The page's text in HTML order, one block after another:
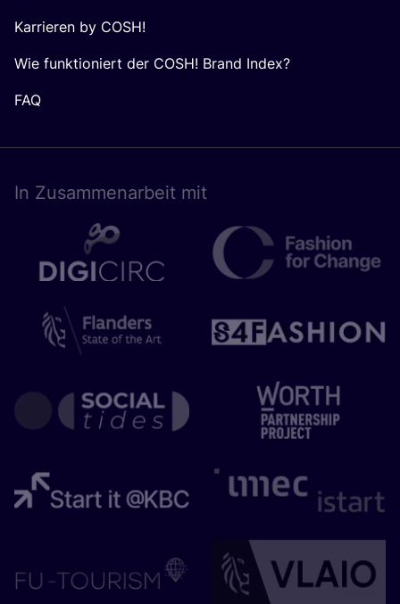
Karrieren by COSH!
Wie funktioniert der COSH! Brand Index?
FAQ
In Zusam­men­ar­beit mit